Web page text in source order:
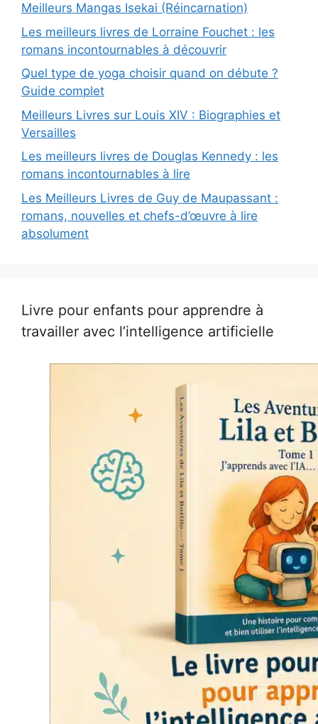
Meilleurs Mangas Isekai (Réincarnation)
Les meilleurs livres de Lorraine Fouchet : les
romans incontournables à découvrir
Quel type de yoga choisir quand on débute ?
Guide complet
Meilleurs Livres sur Louis XIV : Biographies et
Versailles
Les meilleurs livres de Douglas Kennedy : les
romans incontournables à lire
Les Meilleurs Livres de Guy de Maupassant :
romans, nouvelles et chefs-d’œuvre à lire
absolument
Livre pour enfants pour apprendre à
travailler avec l’intelligence artificielle